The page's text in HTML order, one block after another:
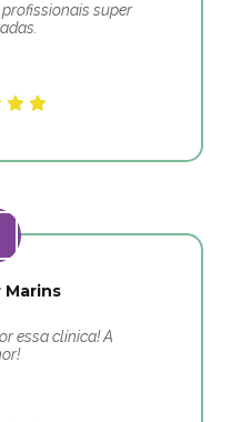
super
Marins
essa clínica! A